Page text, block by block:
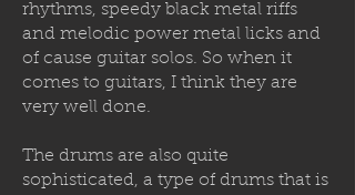
rhythms, speedy black metal riffs
and melodic power metal licks and
of cause guitar solos. So when it
comes to guitars, I think they are
very well done.
The drums are also quite
sophisticated, a type of drums that is